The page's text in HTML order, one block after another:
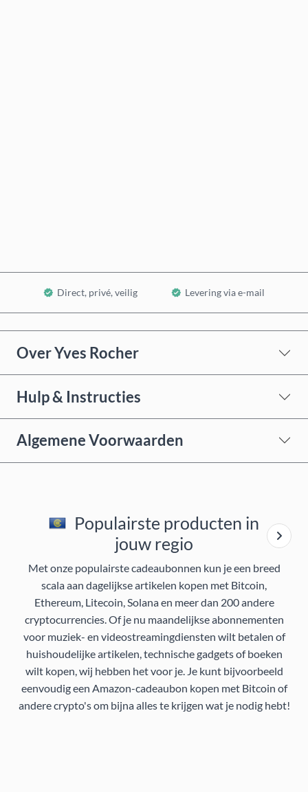
Direct, privé, veilig Levering via e-mail
Over Yves Rocher
Hulp & Instructies
Algemene Voorwaarden
Populairste producten in
jouw regio
Met onze populairste cadeaubonnen kun je een breed
scala aan dagelijkse artikelen kopen met Bitcoin,
Ethereum, Litecoin, Solana en meer dan 200 andere
cryptocurrencies. Of je nu maandelijkse abonnementen
voor muziek- en videostreamingdiensten wilt betalen of
huishoudelijke artikelen, technische gadgets of boeken
wilt kopen, wij hebben het voor je. Je kunt bijvoorbeeld
eenvoudig een Amazon-cadeaubon kopen met Bitcoin of
andere crypto's om bijna alles te krijgen wat je nodig hebt!